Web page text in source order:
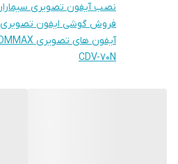
تصویری شفاف و
نصب آیفون تصویری
فروش گوشی ایفون تصویری
آیفون های تصویری COMMAX کره
CDV-70N